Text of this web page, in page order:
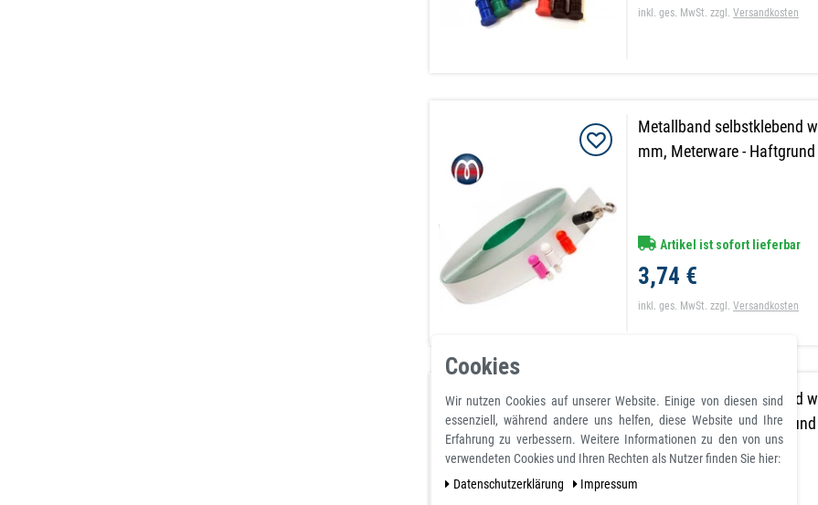
inkl. ges. MwSt. zzgl.Versandkosten
Metallband selbstklebend
mm, Meterware -
Artikel ist sofort lieferbar
3,74 €
inkl. ges. MwSt. zzgl.Versandkosten
Metallband selbstklebend
mm, Rolle 30 m -
Cookies
Wir nutzen Cookies auf unserer Website. Einige von diesen sind
essenziell, während andere uns helfen, diese Website und Ihre
Erfahrung zu verbessern. Weitere Informationen zu den von uns
verwendeten Cookies und Ihren Rechten als Nutzer finden Sie hier:
Daten­schutz­erklärung
Impressum